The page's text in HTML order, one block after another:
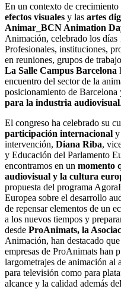
En un contexto de crecimiento
efectos visuales y las artes
Animar_BCN Animation
Animación, celebrado los días
Profesionales, instituciones,
en reuniones, grupos de
La Salle Campus Barcelona
encuentro del sector de la
posicionamiento de Barcelona
para la industria audiovisual.
El congreso ha celebrado su
participación internacional y
intervención, Diana Riba,
y Educación del Parlamento
encontramos en un momento
audiovisual y la cultura
propuesta del programa
Europea sobre el desarrollo
de repensar elementos de un
a los nuevos tiempos y
desde ProAnimats, la
Animación, han destacado
empresas de ProAnimats han
largometrajes de animación al
para televisión como para
alcance y la calidad además